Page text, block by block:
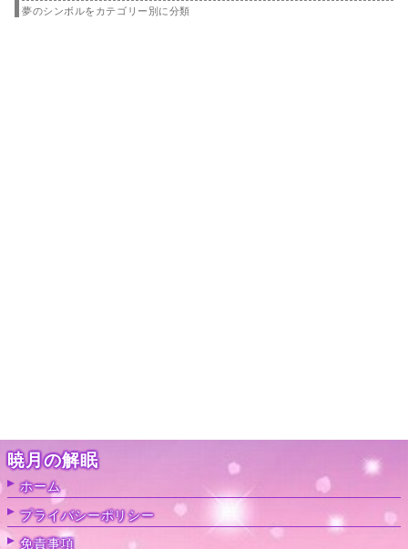
夢のシンボルをカテゴリー別に分類
暁月の解眠
ホーム
プライバシーポリシー
免責事項